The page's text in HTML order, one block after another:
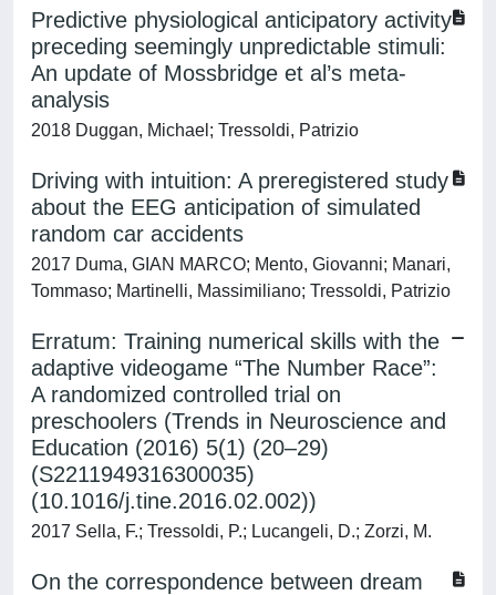
Predictive physiological anticipatory activity
preceding seemingly unpredictable stimuli:
An update of Mossbridge et al’s meta-
analysis
2018 Duggan, Michael; Tressoldi, Patrizio
Driving with intuition: A preregistered study
about the EEG anticipation of simulated
random car accidents
2017 Duma, GIAN MARCO; Mento, Giovanni; Manari,
Tommaso; Martinelli, Massimiliano; Tressoldi, Patrizio
Erratum: Training numerical skills with the
adaptive videogame “The Number Race”:
A randomized controlled trial on
preschoolers (Trends in Neuroscience and
Education (2016) 5(1) (20–29)
(S2211949316300035)
(10.1016/j.tine.2016.02.002))
2017 Sella, F.; Tressoldi, P.; Lucangeli, D.; Zorzi, M.
On the correspondence between dream